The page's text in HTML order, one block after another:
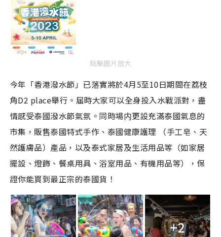
點擊圖片放大
今年「香港潑水節」已落實將於4月5至10日期間在荔枝
角D2 place舉行。届時大家可以全身投入水戰派對，盡
情感受泰國潑水節氣氛。同時場内更設充滿泰國氣息的
市集，販售泰國特式手作、泰國健康護理 （手工皂、天
然護膚品）產品，以及泰式家居及生活用品等（如家居
擺設、燈飾、餐桌用具、浴室用品、有機用品等），保
證你能買到最正宗的泰國貨！
+2